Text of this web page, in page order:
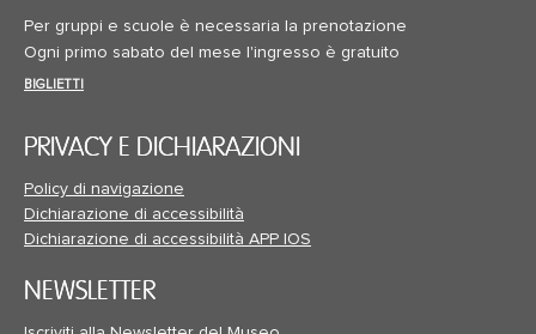
Per gruppi e scuole è necessaria la prenotazione
Ogni primo sabato del mese l'ingresso è gratuito
BIGLIETTI
PRIVACY E DICHIARAZIONI
Policy di navigazione
Dichiarazione di accessibilità
Dichiarazione di accessibilità APP IOS
NEWSLETTER